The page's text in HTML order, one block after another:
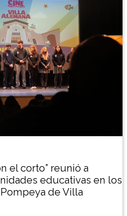
el corto” reunió a
educativas en los
de Villa